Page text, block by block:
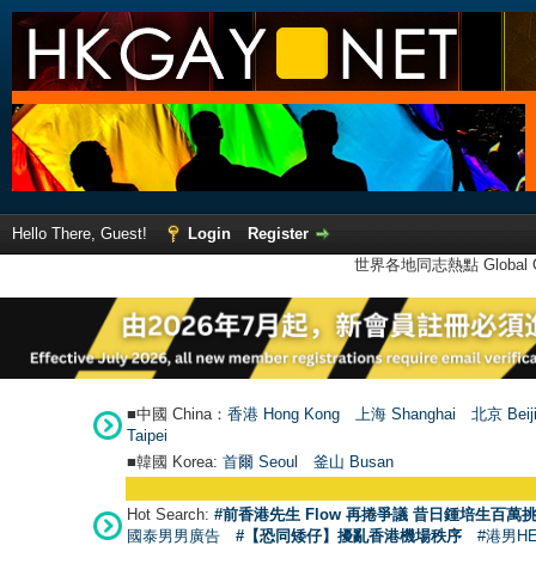
Hello There, Guest! Login
Register
世界各地同志熱點
■中國 China： 香港 Hong Kong 上海 Shanghai
北京
Taipei
■韓國 Korea: 首爾 Seoul 釜山 Busan
Hot Search: #前香港先生 Flow 再捲爭議 昔日鍾培生百萬
國泰男男廣告
#【恐同矮仔】擾亂香港機場秩序 #港男